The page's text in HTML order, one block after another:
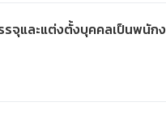
จุและแต่งตั้งบุคคลเป็นพนั